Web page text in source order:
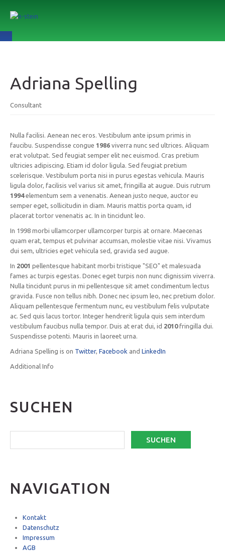
Adriana Spelling
Consultant
Nulla facilisi. Aenean nec eros. Vestibulum ante ipsum primis in
faucibu. Suspendisse congue 1986 viverra nunc sed ultrices. Aliquam
erat volutpat. Sed feugiat semper elit nec euismod. Cras pretium
ultricies adipiscing. Etiam id dolor ligula. Sed feugiat pretium
scelerisque. Vestibulum porta nisi in purus egestas vehicula. Mauris
ligula dolor, facilisis vel varius sit amet, fringilla at augue. Duis rutrum
1994elementum sem a venenatis. Aenean justo neque, auctor eu
semper eget, sollicitudin in diam. Mauris mattis porta quam, id
placerat tortor venenatis ac. In in tincidunt leo.
In 1998 morbi ullamcorper ullamcorper turpis at ornare. Maecenas
quam erat, tempus et pulvinar accumsan, molestie vitae nisi. Vivamus
dui sem, ultricies eget vehicula sed, gravida sed augue.
In 2001 pellentesque habitant morbi tristique "SEO" et malesuada
fames ac turpis egestas. Donec eget turpis non nunc dignissim viverra.
Nulla tincidunt purus in mi pellentesque sit amet condimentum lectus
gravida. Fusce non tellus nibh. Donec nec ipsum leo, nec pretium dolor.
Aliquam pellentesque fermentum nunc, eu vestibulum felis vulputate
ac. Sed quis lacus tortor. Integer hendrerit ligula quis sem interdum
vestibulum faucibus nulla tempor. Duis at erat dui, id 2010fringilla dui.
Suspendisse potenti. Mauris in laoreet urna.
Adriana Spelling is on Twitter, Facebook and LinkedIn
Additional Info
SUCHEN
NAVIGATION
Kontakt
Datenschutz
Impressum
AGB